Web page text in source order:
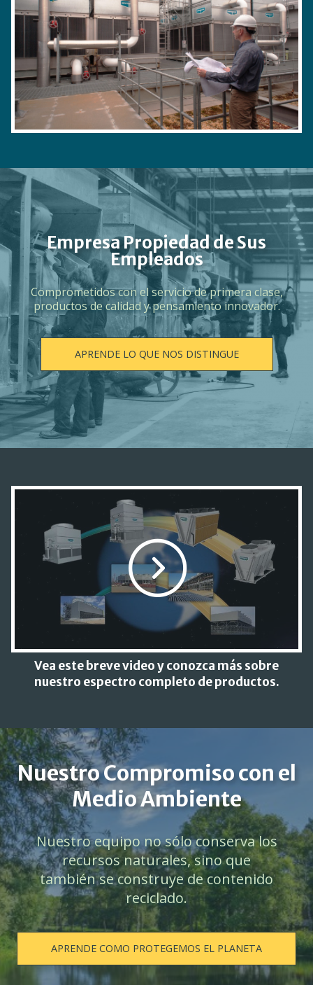
Empresa Propiedad de Sus
Empleados
Comprometidos con el servicio de primera clase,
productos de calidad y pensamiento innovador.
APRENDE LO QUE NOS DISTINGUE
Vea este breve video y conozca más sobre
nuestro espectro completo de productos.
Nuestro Compromiso con el
Medio Ambiente
Nuestro equipo no sólo conserva los
recursos naturales, sino que
también se construye de contenido
reciclado.
APRENDE COMO PROTEGEMOS EL PLANETA